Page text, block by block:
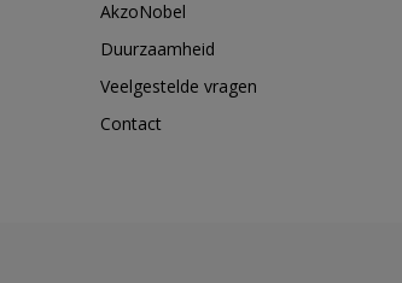
AkzoNobel
Duurzaamheid
Veelgestelde vragen
Contact